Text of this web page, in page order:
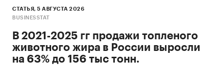
СТАТЬЯ, 5 АВГУСТА 2026
BUSINESSTAT
В 2021-2025 гг продажи топленого
животного жира в России выросли
на 63% до 156 тыс тонн.